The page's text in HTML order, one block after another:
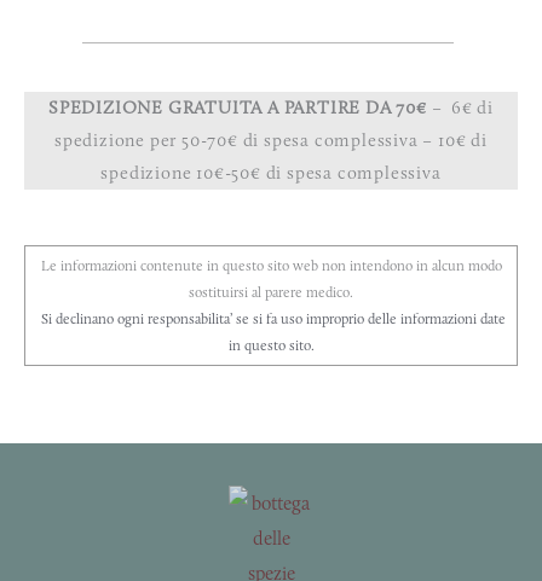
SPEDIZIONE GRATUITA A PARTIRE DA 70€ – 6€ di
spedizione per 50-70€ di spesa complessiva – 10€ di
spedizione 10€-50€ di spesa complessiva
Le informazioni contenute in questo sito web non intendono in alcun modo
sostituirsi al parere medico.
Si declinano ogni responsabilita’ se si fa uso improprio delle informazioni date
in questo sito.